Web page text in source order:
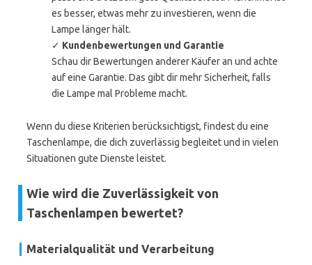
es besser, etwas mehr zu investieren, wenn die
Lampe länger hält.
✓ Kundenbewertungen und Garantie
Schau dir Bewertungen anderer Käufer an und achte
auf eine Garantie. Das gibt dir mehr Sicherheit, falls
die Lampe mal Probleme macht.
Wenn du diese Kriterien berücksichtigst, findest du eine
Taschenlampe, die dich zuverlässig begleitet und in vielen
Situationen gute Dienste leistet.
Wie wird die Zuverlässigkeit von
Taschenlampen bewertet?
Materialqualität und Verarbeitung